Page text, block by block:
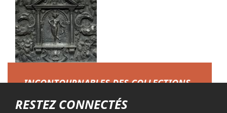
La salle des échevins du Musée d'Histoire de Lyon vers 1920
- © Gadagne
INCONTOURNABLES DES COLLECTIONS
RESTEZ CONNECTÉS